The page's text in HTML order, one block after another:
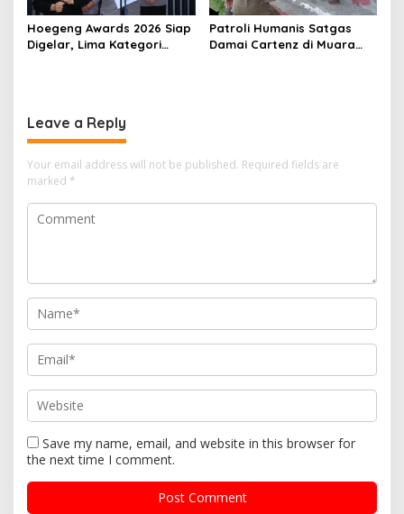
Hoegeng Awards 2026 Siap
Digelar, Lima Kategori
Patroli Humanis Satgas
Damai Cartenz di Muara
Leave a Reply
Your email address will not be published. Required fields are
marked *
Save my name, email, and website in this browser for
the next time I comment.